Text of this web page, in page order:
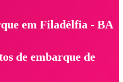
em Filadélfia - BA
de embarque de